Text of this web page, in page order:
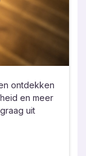
ontdekken
en meer
uit